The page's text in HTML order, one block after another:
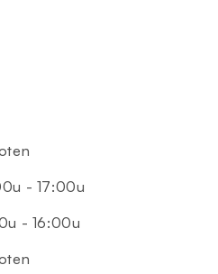
- 17:00u
- 16:00u